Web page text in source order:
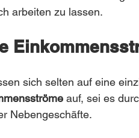
arbeiten zu lassen.
sich selten auf eine
auf, sei es
Nebengeschäfte.